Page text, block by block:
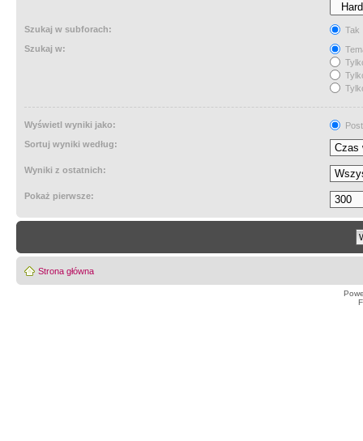
Szukaj w subforach:
Tak
Szukaj w:
Wyświetl wyniki jako:
Sortuj wyniki według:
Wyniki z ostatnich:
Pokaż pierwsze:
Strona główna